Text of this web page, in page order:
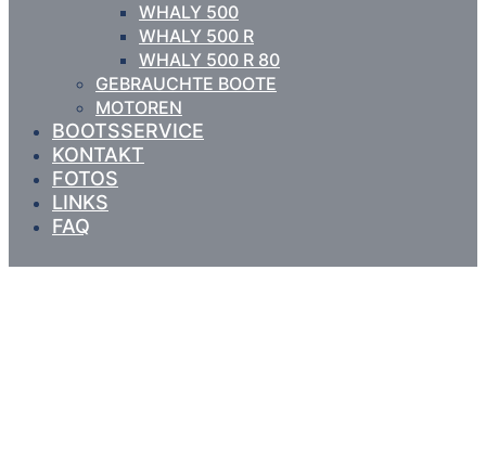
WHALY 500
WHALY 500 R
WHALY 500 R 80
GEBRAUCHTE BOOTE
MOTOREN
BOOTSSERVICE
KONTAKT
FOTOS
LINKS
FAQ